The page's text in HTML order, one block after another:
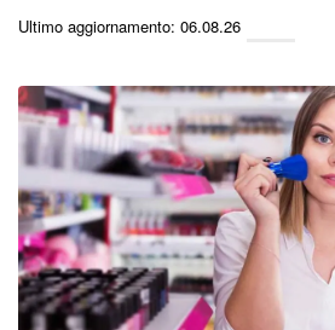
Ultimo aggiornamento: 06.08.26